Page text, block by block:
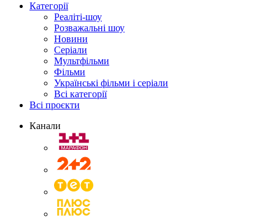
Категорії
Реаліті-шоу
Розважальні шоу
Новини
Серіали
Мультфільми
Фільми
Українські фільми і серіали
Всі категорії
Всі проєкти
Канали